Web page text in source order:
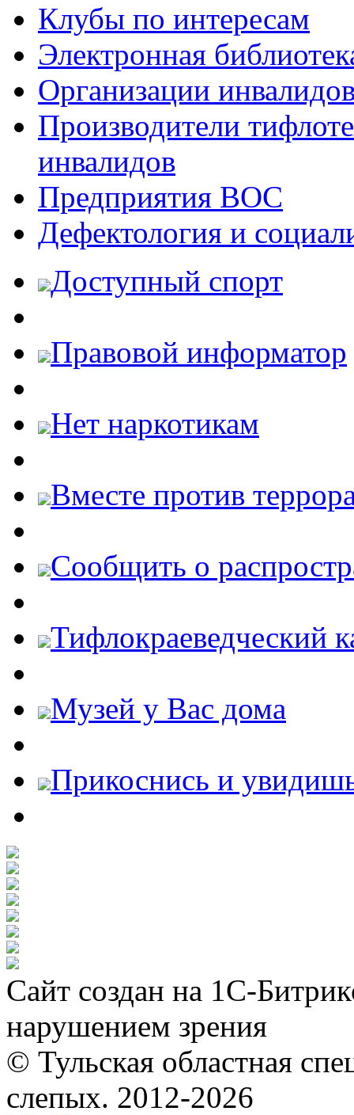
Клубы по интересам
Электронная
Организации
Производители
инвалидов
Предприятия ВОС
Дефектология и
Доступный спорт
Правовой информатор
Нет наркотикам
Вместе против
Cообщить о
Тифлокраеведческий
Музей у Вас дома
Прикоснись и
Сайт создан на 1С-
нарушением зрения
© Тульская областная
слепых. 2012-2026